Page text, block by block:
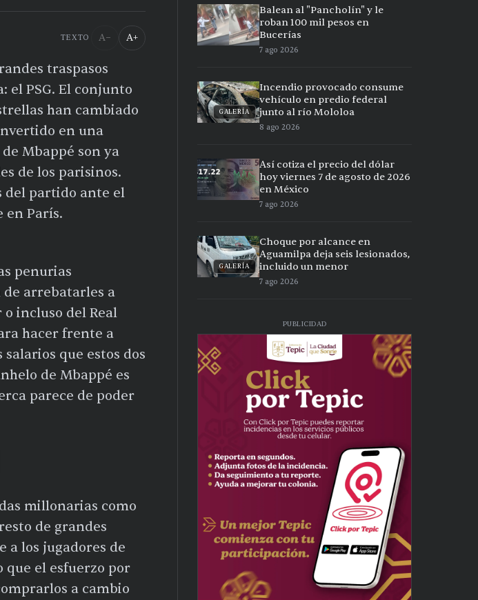
TEXTO A− A+
traspasos
el PSG. El conjunto
han cambiado
en una
Mbappé son ya
de los parisinos.
del partido ante el
en París.
penurias
de arrebatarles a
o incluso del Real
hacer frente a
que estos dos
de Mbappé es
parece de poder
millonarias como
de grandes
a los jugadores de
el esfuerzo por
a cambio
Balean al "Pancholín" y le
roban 100 mil pesos en
Bucerías
7 ago 2026
GALERÍA
Incendio provocado consume
vehículo en predio federal
junto al río Mololoa
8 ago 2026
Así cotiza el precio del dólar
hoy viernes 7 de agosto de 2026
en México
7 ago 2026
GALERÍA
Choque por alcance en
Aguamilpa deja seis lesionados,
incluido un menor
7 ago 2026
PUBLICIDAD